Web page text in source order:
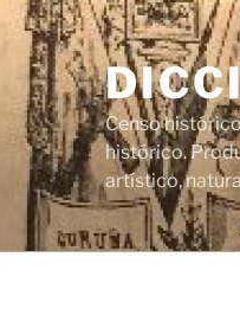
Censo
histórico.
artístico,